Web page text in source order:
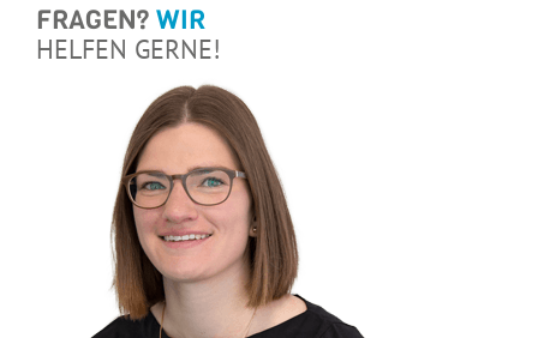
FRAGEN? WIR
HELFEN GERNE!